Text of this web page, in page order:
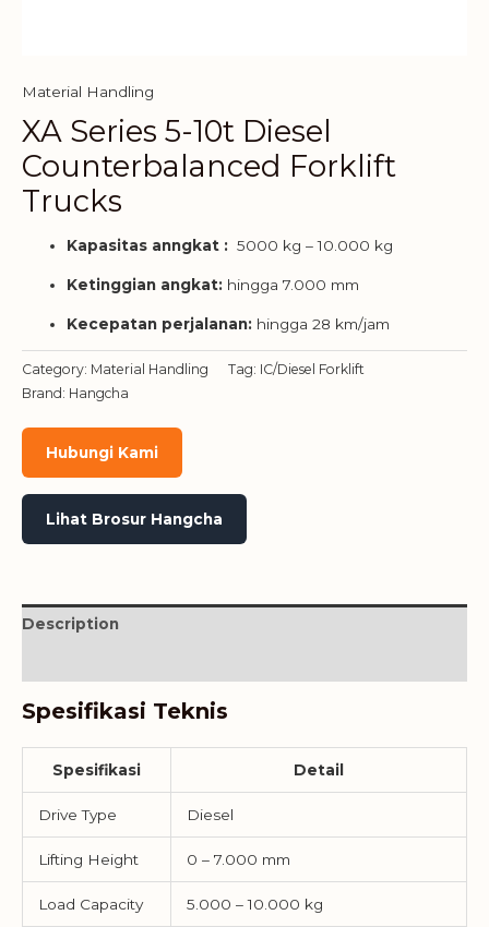
Material Handling
XA Series 5-10t Diesel
Counterbalanced Forklift
Trucks
Kapasitas anngkat : 5000 kg – 10.000 kg
Ketinggian angkat: hingga 7.000 mm
Kecepatan perjalanan: hingga 28 km/jam
Category: Material Handling Tag: IC/Diesel Forklift
Brand: Hangcha
Hubungi Kami
Lihat Brosur Hangcha
Description
Spesifikasi Teknis
Spesifikasi Detail
Drive Type Diesel
Lifting Height 0 – 7.000 mm
Load Capacity 5.000 – 10.000 kg